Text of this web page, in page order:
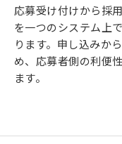
応募受け付けから採
を一つのシステム上
ります。申し込みか
め、応募者側の利便
ます。